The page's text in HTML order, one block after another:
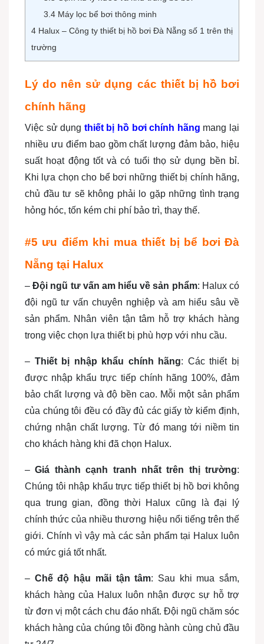
3.4 Máy lọc bể bơi thông minh
4 Halux – Công ty thiết bị hồ bơi Đà Nẵng số 1 trên thị
trường
Lý do nên sử dụng các thiết bị hồ bơi
chính hãng
Việc sử dụng thiết bị hồ bơi chính hãng mang lại
nhiều ưu điểm bao gồm chất lượng đảm bảo, hiệu
suất hoạt động tốt và có tuổi thọ sử dụng bền bỉ.
Khi lựa chọn cho bể bơi những thiết bị chính hãng,
chủ đầu tư sẽ không phải lo gặp những tình trạng
hỏng hóc, tốn kém chi phí bảo trì, thay thế.
#5 ưu điểm khi mua thiết bị bể bơi Đà
Nẵng tại Halux
– Đội ngũ tư vấn am hiểu về sản phẩm: Halux có
đội ngũ tư vấn chuyên nghiệp và am hiểu sâu về
sản phẩm. Nhân viên tận tâm hỗ trợ khách hàng
trong việc chọn lựa thiết bị phù hợp với nhu cầu.
– Thiết bị nhập khẩu chính hãng: Các thiết bị
được nhập khẩu trực tiếp chính hãng 100%, đảm
bảo chất lượng và độ bền cao. Mỗi một sản phẩm
của chúng tôi đều có đầy đủ các giấy tờ kiểm định,
chứng nhận chất lượng. Từ đó mang tới niềm tin
cho khách hàng khi đã chọn Halux.
–Giá thành cạnh tranh nhất trên thị trường:
Chúng tôi nhập khẩu trực tiếp thiết bị hồ bơi không
qua trung gian, đồng thời Halux cũng là đại lý
chính thức của nhiều thương hiệu nổi tiếng trên thế
giới. Chính vì vậy mà các sản phẩm tại Halux luôn
có mức giá tốt nhất.
– Chế độ hậu mãi tận tâm: Sau khi mua sắm,
khách hàng của Halux luôn nhận được sự hỗ trợ
từ đơn vị một cách chu đáo nhất. Đội ngũ chăm sóc
khách hàng của chúng tôi đồng hành cùng chủ đầu